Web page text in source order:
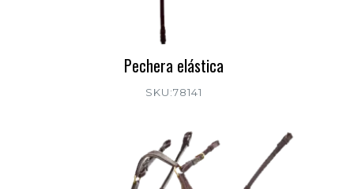
Pechera elástica
SKU:78141